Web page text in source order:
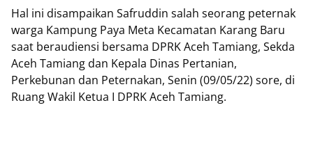
Hal ini disampaikan Safruddin salah seorang peternak
warga Kampung Paya Meta Kecamatan Karang Baru
saat beraudiensi bersama DPRK Aceh Tamiang, Sekda
Aceh Tamiang dan Kepala Dinas Pertanian,
Perkebunan dan Peternakan, Senin (09/05/22) sore, di
Ruang Wakil Ketua I DPRK Aceh Tamiang.